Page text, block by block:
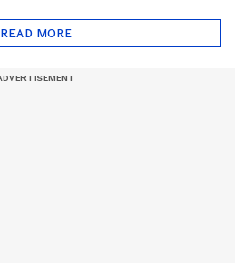
വൈകുന്നു;
ഈടാക്കുന്നത് അഞ്ച്
READ MORE